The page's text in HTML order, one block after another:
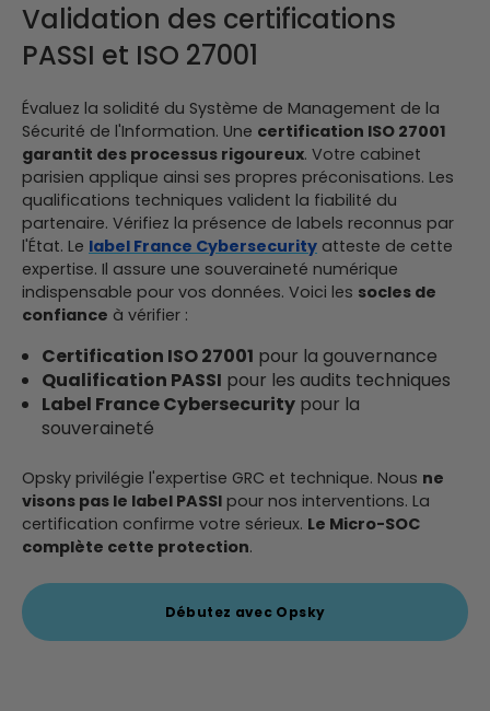
Validation des certifications
PASSI et ISO 27001
Évaluez la solidité du Système de Management de la
Sécurité de l'Information. Une certification ISO 27001
garantit des processus rigoureux. Votre cabinet
parisien applique ainsi ses propres préconisations. Les
qualifications techniques valident la fiabilité du
partenaire. Vérifiez la présence de labels reconnus par
l'État. Le label France Cybersecurity atteste de cette
expertise. Il assure une souveraineté numérique
indispensable pour vos données. Voici les socles de
confiance à vérifier :
Certification ISO 27001 pour la gouvernance
Qualification PASSI pour les audits techniques
Label France Cybersecuritypour la
souveraineté
Opsky privilégie l'expertise GRC et technique. Nous ne
visons pas le label PASSI pour nos interventions. La
certification confirme votre sérieux. Le Micro-SOC
complète cette protection.
Débutez avec Opsky